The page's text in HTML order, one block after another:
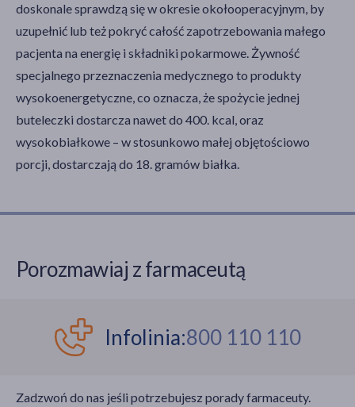
doskonale sprawdzą się w okresie okołooperacyjnym, by
uzupełnić lub też pokryć całość zapotrzebowania małego
pacjenta na energię i składniki pokarmowe. Żywność
specjalnego przeznaczenia medycznego to produkty
wysokoenergetyczne, co oznacza, że spożycie jednej
buteleczki dostarcza nawet do 400. kcal, oraz
wysokobiałkowe – w stosunkowo małej objętościowo
porcji, dostarczają do 18. gramów białka.
Porozmawiaj z farmaceutą
Infolinia:800 110 110
Zadzwoń do nas jeśli potrzebujesz porady farmaceuty.